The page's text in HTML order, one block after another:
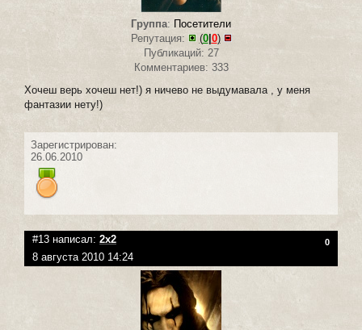
Группа: Посетители
Репутация:
(0| 0)
Публикаций: 27
Комментариев: 333
Хочеш верь хочеш нет!) я ничево не выдумавала , у меня
фантазии нету!)
Зарегистрирован:
26.06.2010
#13 написал: 2x2 0
8 августа 2010 14:24